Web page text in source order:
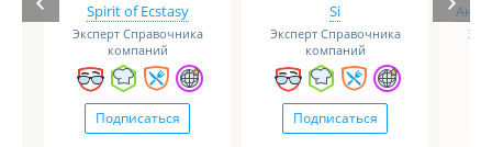
Spirit of Ecstasy
Эксперт Справочника
компаний
Подписаться
Si
Эксперт Справочника
компаний
Подписаться